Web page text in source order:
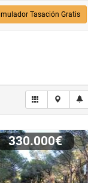
Tasación Gratis
330.000€